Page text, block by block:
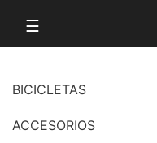
Navegación de palanca
☰
BICICLETAS
ACCESORIOS